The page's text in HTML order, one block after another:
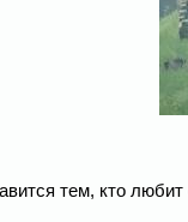
тем, кто